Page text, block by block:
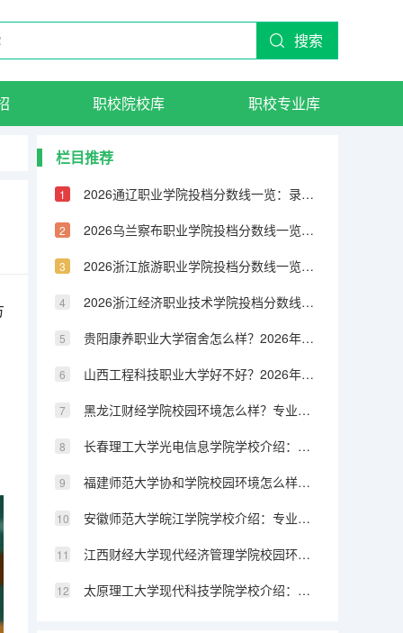
搜索
职校院校库 职校专业库
栏目推荐
2026通辽职业学院投档分数线一览：录取分数、宿舍与就业分析
2026乌兰察布职业学院投档分数线一览：录取分数、宿舍与就业分析
2026浙江旅游职业学院投档分数线一览：录取分数、宿舍与就业分析
2026浙江经济职业技术学院投档分数线一览：录取分数、宿舍与就业分析
贵阳康养职业大学宿舍怎么样？2026年录取分数、费用及入学手续
山西工程科技职业大学好不好？2026年投档线、学费及就业数据一览
黑龙江财经学院校园环境怎么样？专业设置与2026录取分数预测
长春理工大学光电信息学院学校介绍：专业优势、校园环境与录取分数一览
福建师范大学协和学院校园环境怎么样？专业设置与2026录取分数预测
安徽师范大学皖江学院学校介绍：专业优势、校园环境与录取分数一览
江西财经大学现代经济管理学院校园环境怎么样？专业设置与2026录取分数预测
太原理工大学现代科技学院学校介绍：专业优势、校园环境与录取分数一览